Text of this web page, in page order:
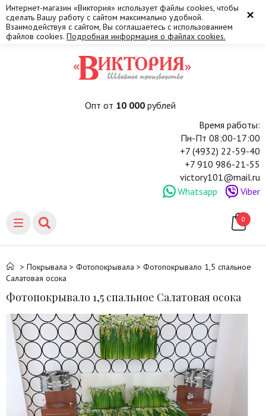
×
Интернет-магазин «Виктория» использует файлы cookies, чтобы
сделать Вашу работу с сайтом максимально удобной.
Взаимодействуя с сайтом, Вы соглашаетесь с использованием
файлов cookies. Подробная информация о файлах cookies.
Опт от 10 000рублей
Время работы:
Пн-Пт 08:00-17:00
+7 (4932) 22-59-40
+7 910 986-21-55
victory101@mail.ru
Whatsapp
Viber
0
> Покрывала > Фотопокрывала > Фотопокрывало 1,5 спальное
Салатовая осока
Фотопокрывало 1,5 спальное Салатовая осока